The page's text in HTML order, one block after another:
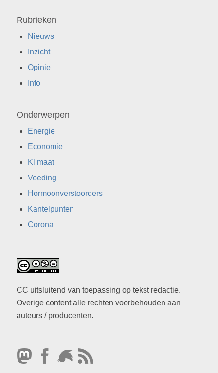
Rubrieken
Nieuws
Inzicht
Opinie
Info
Onderwerpen
Energie
Economie
Klimaat
Voeding
Hormoonverstoorders
Kantelpunten
Corona
CC uitsluitend van toepassing op tekst redactie.
Overige content alle rechten voorbehouden aan
auteurs / producenten.